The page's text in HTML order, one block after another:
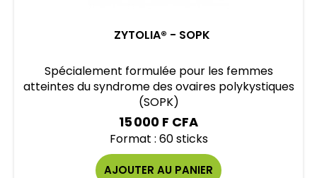
ZYTOLIA® - SOPK
Spécialement formulée pour les femmes
atteintes du syndrome des ovaires polykystiques
(SOPK)
15 000 F CFA
Format : 60 sticks
AJOUTER AU PANIER